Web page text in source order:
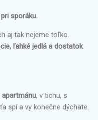
sporáku.
aj tak nejeme toľko.
ľahké jedlá a dostatok
apartmánu, v tichu, s
spí a vy konečne dýchate.